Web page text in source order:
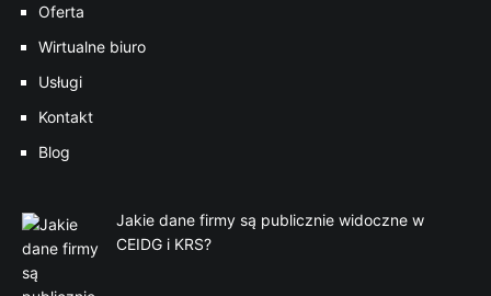
Oferta
Wirtualne biuro
Usługi
Kontakt
Blog
Jakie dane firmy są publicznie widoczne w
CEIDG i KRS?